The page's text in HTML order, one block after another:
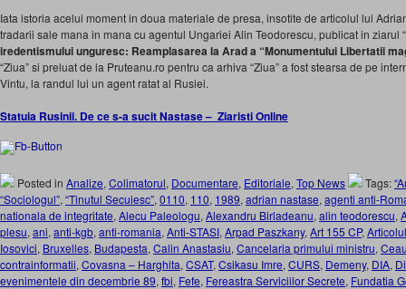
Iata istoria acelui moment in doua materiale de presa, insotite de articolul lui
tradarii sale mana in mana cu agentul Ungariei Alin Teodorescu, publicat in ziarul
iredentismului unguresc: Reamplasarea la Arad a “Monumentului Libertatii
“Ziua” si preluat de la Pruteanu.ro pentru ca arhiva “Ziua” a fost stearsa de pe
Vintu, la randul lui un agent ratat al Rusiei.
Statuia Rusinii. De ce s-a sucit Nastase – Ziaristi Online
Posted in Analize, Colimatorul, Documentare, Editoriale, Top News Tags:
“Sociologul”, “Tinutul Secuiesc”, 0110, 110, 1989, adrian nastase, agenti anti-
nationala de integritate, Alecu Paleologu, Alexandru Birladeanu, alin teodorescu,
plesu, ani, anti-kgb, anti-romania, Anti-STASI, Arpad Paszkany, Art 155 CP,
Iosovici, Bruxelles, Budapesta, Calin Anastasiu, Cancelaria primului ministru,
contrainformatii, Covasna – Harghita, CSAT, Csikasu Imre, CURS, Demeny, DIA,
evenimentele din decembrie 89, fbi, Fefe, Fereastra Serviciilor Secrete, Fundatia